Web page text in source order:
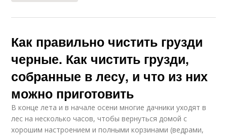
Как правильно чистить грузди
черные. Как чистить грузди,
собранные в лесу, и что из них
можно приготовить
В конце лета и в начале осени многие дачники уходят в
лес на несколько часов, чтобы вернуться домой с
хорошим настроением и полными корзинами (ведрами,